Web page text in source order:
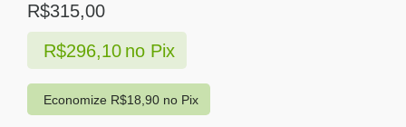
R$315,00
R$296,10 no Pix
Economize R$18,90no Pix